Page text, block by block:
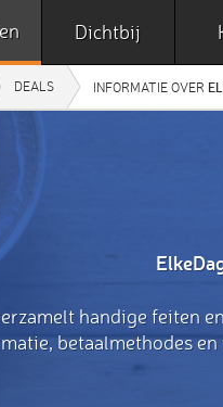
Dichtbij
DEALS INFORMATIE OVER
handige feiten
betaalmethodes